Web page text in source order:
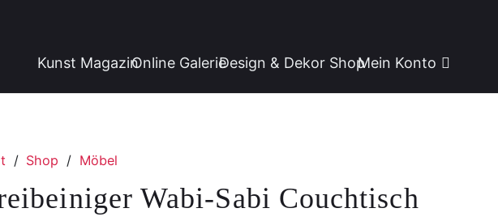
Kunst MagazinOnline GalerieDesign & Dekor ShopMein Konto
/ Shop / Möbel
Wabi-Sabi Couchtisch